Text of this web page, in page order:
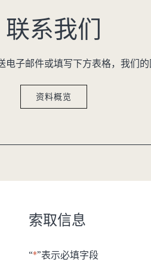
联系我们
子邮件或填写下方表格，我们的
资料概览
索取信息
“*”表示必填字段